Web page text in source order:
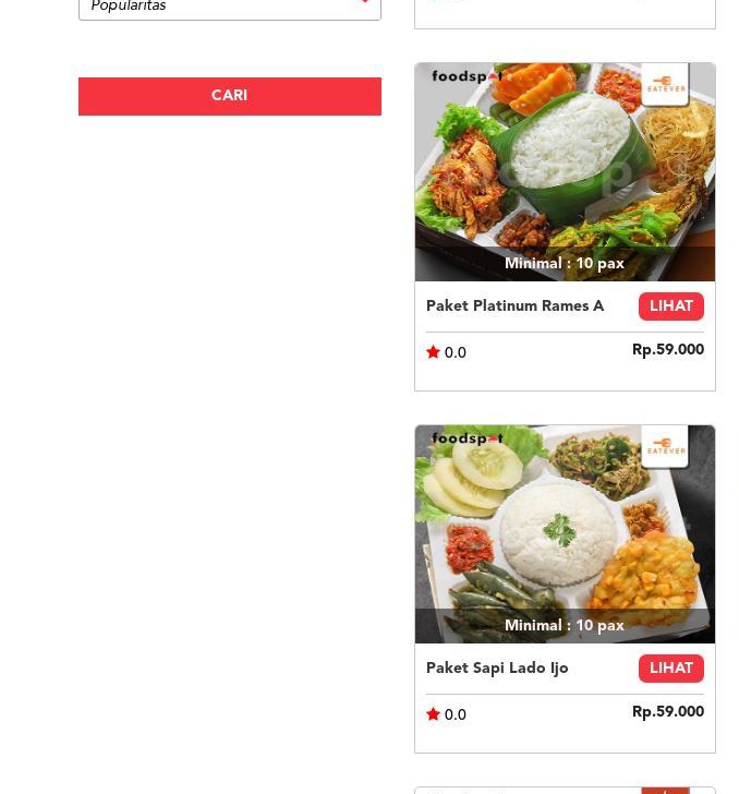
Minimal : 10pax
Paket Platinum Rames A LIHAT
0.0 Rp.59.000
Minimal : 10pax
Paket Sapi Lado Ijo LIHAT
0.0 Rp.59.000